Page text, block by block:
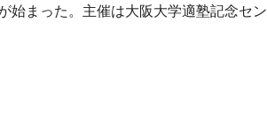
始まった。主催は大阪大学適塾記念セン